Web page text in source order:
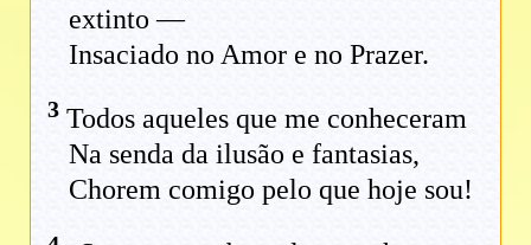
extinto —
Insaciado no Amor e no Prazer.
3Todos aqueles que me conheceram
Na senda da ilusão e fantasias,
Chorem comigo pelo que hoje sou!